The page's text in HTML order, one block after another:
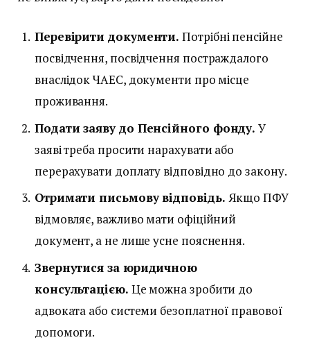
Перевірити документи. Потрібні пенсійне
посвідчення, посвідчення постраждалого
внаслідок ЧАЕС, документи про місце
проживання.
Подати заяву до Пенсійного фонду. У
заяві треба просити нарахувати або
перерахувати доплату відповідно до закону.
Отримати письмову відповідь. Якщо ПФУ
відмовляє, важливо мати офіційний
документ, а не лише усне пояснення.
Звернутися за юридичною
консультацією. Це можна зробити до
адвоката або системи безоплатної правової
допомоги.